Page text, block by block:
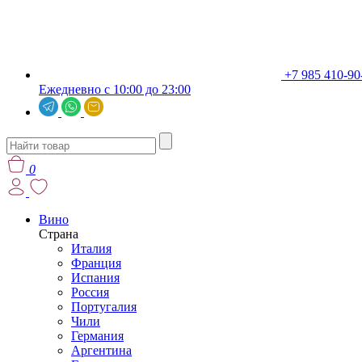
+7 985 410-
Ежедневно с 10:00 до 23:00
0
Вино
Страна
Италия
Франция
Испания
Россия
Португалия
Чили
Германия
Аргентина